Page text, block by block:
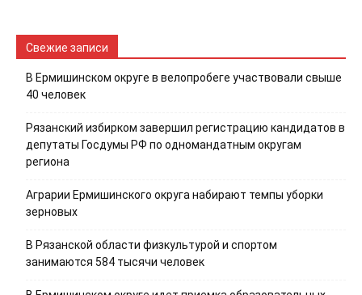
Свежие записи
В Ермишинском округе в велопробеге участвовали свыше
40 человек
Рязанский избирком завершил регистрацию кандидатов в
депутаты Госдумы РФ по одномандатным округам
региона
Аграрии Ермишинского округа набирают темпы уборки
зерновых
В Рязанской области физкультурой и спортом
занимаются 584 тысячи человек